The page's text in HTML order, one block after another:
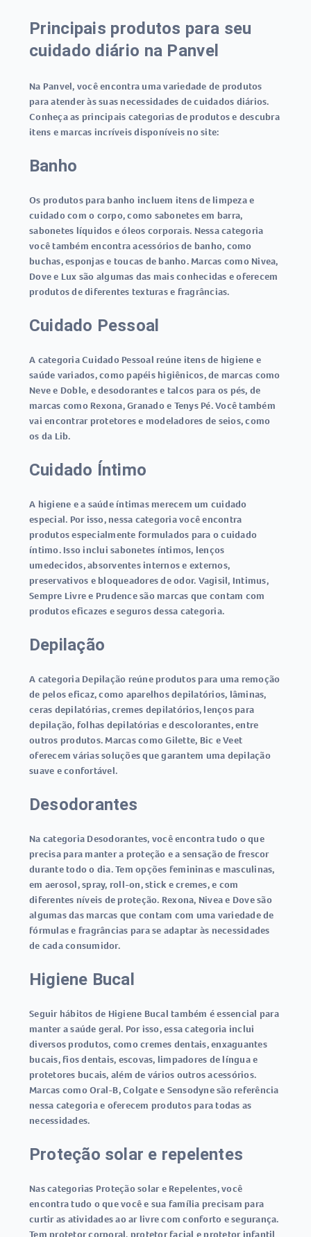
Principais produtos para seu
cuidado diário na Panvel
Na Panvel, você encontra uma variedade de produtos
para atender às suas necessidades de cuidados diários.
Conheça as principais categorias de produtos e descubra
itens e marcas incríveis disponíveis no site:
Banho
Os produtos para banho incluem itens de limpeza e
cuidado com o corpo, como sabonetes em barra,
sabonetes líquidos e óleos corporais. Nessa categoria
você também encontra acessórios de banho, como
buchas, esponjas e toucas de banho. Marcas como Nivea,
Dove e Lux são algumas das mais conhecidas e oferecem
produtos de diferentes texturas e fragrâncias.
Cuidado Pessoal
A categoria Cuidado Pessoal reúne itens de higiene e
saúde variados, como papéis higiênicos, de marcas como
Neve e Doble, e desodorantes e talcos para os pés, de
marcas como Rexona, Granado e Tenys Pé. Você também
vai encontrar protetores e modeladores de seios, como
os da Lib.
Cuidado Íntimo
A higiene e a saúde íntimas merecem um cuidado
especial. Por isso, nessa categoria você encontra
produtos especialmente formulados para o cuidado
íntimo. Isso inclui sabonetes íntimos, lenços
umedecidos, absorventes internos e externos,
preservativos e bloqueadores de odor. Vagisil, Intimus,
Sempre Livre e Prudence são marcas que contam com
produtos eficazes e seguros dessa categoria.
Depilação
A categoria Depilação reúne produtos para uma remoção
de pelos eficaz, como aparelhos depilatórios, lâminas,
ceras depilatórias, cremes depilatórios, lenços para
depilação, folhas depilatórias e descolorantes, entre
outros produtos. Marcas como Gilette, Bic e Veet
oferecem várias soluções que garantem uma depilação
suave e confortável.
Desodorantes
Na categoria Desodorantes, você encontra tudo o que
precisa para manter a proteção e a sensação de frescor
durante todo o dia. Tem opções femininas e masculinas,
em aerosol, spray, roll-on, stick e cremes, e com
diferentes níveis de proteção. Rexona, Nivea e Dove são
algumas das marcas que contam com uma variedade de
fórmulas e fragrâncias para se adaptar às necessidades
de cada consumidor.
Higiene Bucal
Seguir hábitos de Higiene Bucal também é essencial para
manter a saúde geral. Por isso, essa categoria inclui
diversos produtos, como cremes dentais, enxaguantes
bucais, fios dentais, escovas, limpadores de língua e
protetores bucais, além de vários outros acessórios.
Marcas como Oral-B, Colgate e Sensodyne são referência
nessa categoria e oferecem produtos para todas as
necessidades.
Proteção solar e repelentes
Nas categorias Proteção solar e Repelentes, você
encontra tudo o que você e sua família precisam para
curtir as atividades ao ar livre com conforto e segurança.
Tem protetor corporal, protetor facial e protetor infantil